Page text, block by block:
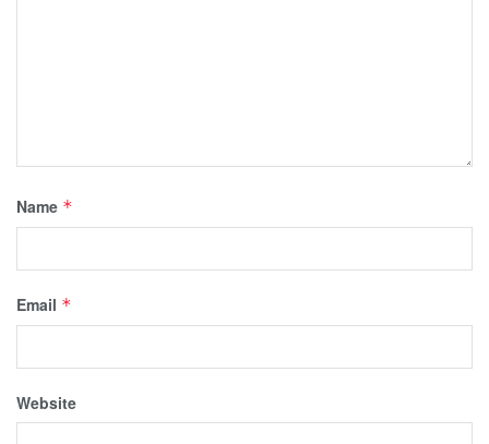
Name *
Email *
Website